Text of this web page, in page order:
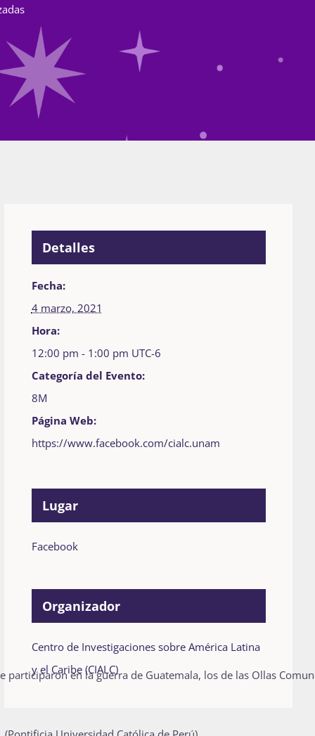
en la guerra de Guatemala, los de las Ollas
Detalles
Fecha:
4 marzo, 2021
Hora:
12:00 pm - 1:00 pm UTC-6
Categoría del Evento:
8M
Página Web:
https://www.facebook.com/cialc.unam
Lugar
Facebook
Organizador
Centro de Investigaciones sobre América Latina
y el Caribe (CIALC)